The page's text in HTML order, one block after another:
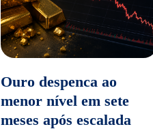
Ouro despenca ao
menor nível em sete
meses após escalada